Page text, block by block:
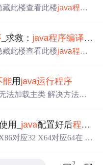
此楼查看此楼java程序
_求救： java程序编译通
此楼查看此楼java程序
能用 java运行程序
法加载主类 解决方法：
径，其中' . '代表当前文件
用_ java配置好后程序